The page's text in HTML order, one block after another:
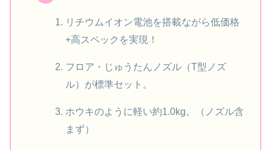
リチウムイオン電池を搭載ながら低価格
+高スペックを実現！
フロア・じゅうたんノズル（T型ノズ
ル）が標準セット。
ホウキのように軽い約1.0kg。（ノズル含
まず）